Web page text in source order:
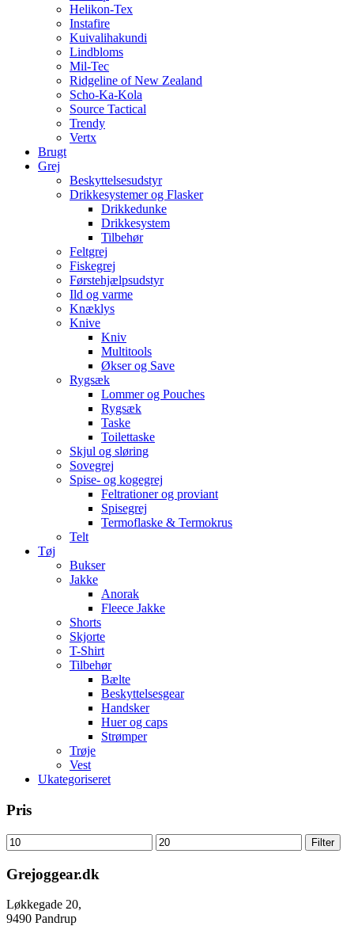
Helikon-Tex
Instafire
Kuivalihakundi
Lindbloms
Mil-Tec
Ridgeline of New Zealand
Scho-Ka-Kola
Source Tactical
Trendy
Vertx
Brugt
Grej
Beskyttelsesudstyr
Drikkesystemer og Flasker
Drikkedunke
Drikkesystem
Tilbehør
Feltgrej
Fiskegrej
Førstehjælpsudstyr
Ild og varme
Knæklys
Knive
Kniv
Multitools
Økser og Save
Rygsæk
Lommer og Pouches
Rygsæk
Taske
Toilettaske
Skjul og sløring
Sovegrej
Spise- og kogegrej
Feltrationer og proviant
Spisegrej
Termoflaske & Termokrus
Telt
Tøj
Bukser
Jakke
Anorak
Fleece Jakke
Shorts
Skjorte
T-Shirt
Tilbehør
Bælte
Beskyttelsesgear
Handsker
Huer og caps
Strømper
Trøje
Vest
Ukategoriseret
Pris
Mindste
pris
Højeste
pris
Filter
Grejoggear.dk
Løkkegade 20,
9490 Pandrup